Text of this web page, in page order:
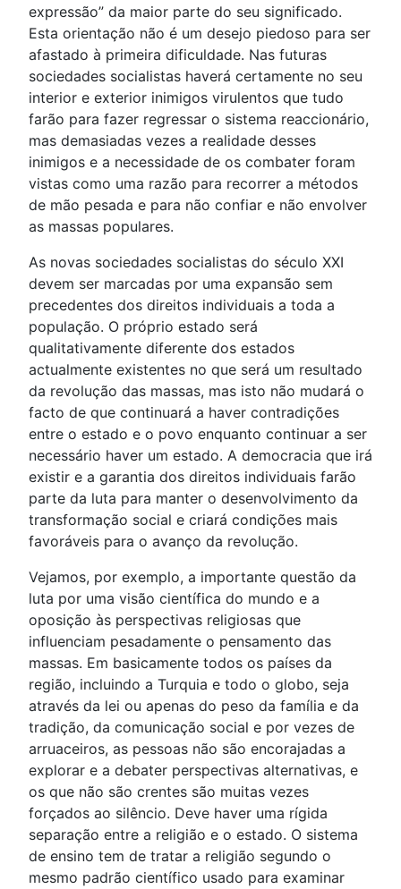
expressão” da maior parte do seu significado.
Esta orientação não é um desejo piedoso para ser
afastado à primeira dificuldade. Nas futuras
sociedades socialistas haverá certamente no seu
interior e exterior inimigos virulentos que tudo
farão para fazer regressar o sistema reaccionário,
mas demasiadas vezes a realidade desses
inimigos e a necessidade de os combater foram
vistas como uma razão para recorrer a métodos
de mão pesada e para não confiar e não envolver
as massas populares.
As novas sociedades socialistas do século XXI
devem ser marcadas por uma expansão sem
precedentes dos direitos individuais a toda a
população. O próprio estado será
qualitativamente diferente dos estados
actualmente existentes no que será um resultado
da revolução das massas, mas isto não mudará o
facto de que continuará a haver contradições
entre o estado e o povo enquanto continuar a ser
necessário haver um estado. A democracia que irá
existir e a garantia dos direitos individuais farão
parte da luta para manter o desenvolvimento da
transformação social e criará condições mais
favoráveis para o avanço da revolução.
Vejamos, por exemplo, a importante questão da
luta por uma visão científica do mundo e a
oposição às perspectivas religiosas que
influenciam pesadamente o pensamento das
massas. Em basicamente todos os países da
região, incluindo a Turquia e todo o globo, seja
através da lei ou apenas do peso da família e da
tradição, da comunicação social e por vezes de
arruaceiros, as pessoas não são encorajadas a
explorar e a debater perspectivas alternativas, e
os que não são crentes são muitas vezes
forçados ao silêncio. Deve haver uma rígida
separação entre a religião e o estado. O sistema
de ensino tem de tratar a religião segundo o
mesmo padrão científico usado para examinar